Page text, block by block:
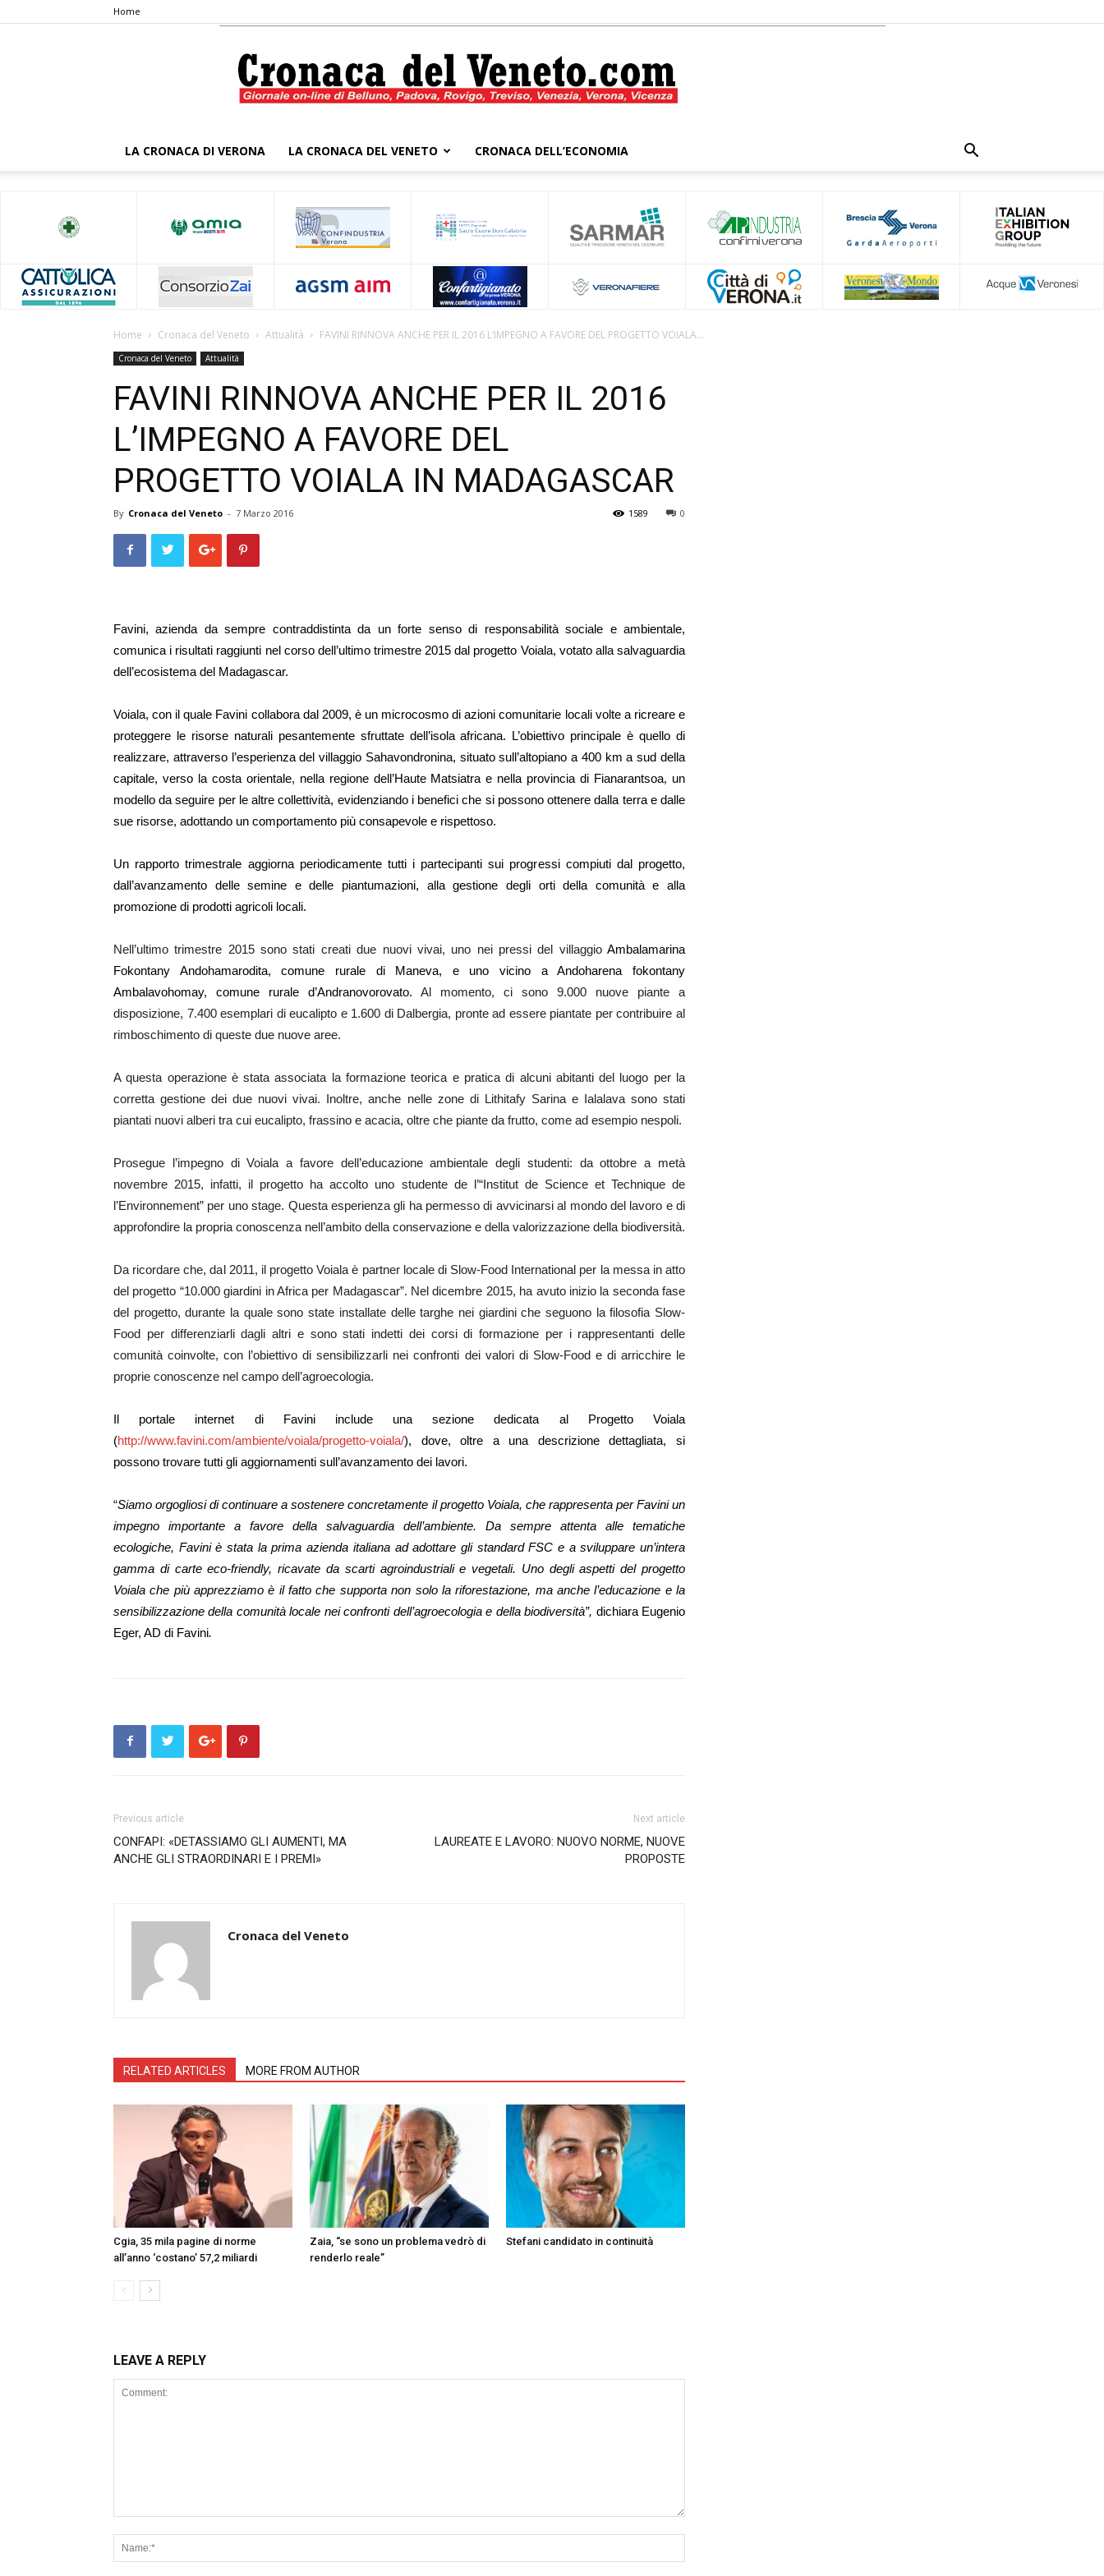
Home
LA CRONACA DI VERONA LA CRONACA DEL VENETO CRONACA DELL’ECONOMIA
Home Cronaca del Veneto Attualità FAVINI RINNOVA ANCHE PER IL 2016 L’IMPEGNO A FAVORE DEL PROGETTO VOIALA...
Cronaca del Veneto Attualità
FAVINI RINNOVA ANCHE PER IL 2016
L’IMPEGNO A FAVORE DEL
PROGETTO VOIALA IN MADAGASCAR
By Cronaca del Veneto - 7 Marzo 2016 0
1589
Favini, azienda da sempre contraddistinta da un forte senso di responsabilità sociale e ambientale,
comunica i risultati raggiunti nel corso dell’ultimo trimestre 2015 dal progetto Voiala, votato alla salvaguardia
dell’ecosistema del Madagascar.
Voiala, con il quale Favini collabora dal 2009, è un microcosmo di azioni comunitarie locali volte a ricreare e
proteggere le risorse naturali pesantemente sfruttate dell’isola africana. L’obiettivo principale è quello di
realizzare, attraverso l’esperienza del villaggio Sahavondronina, situato sull’altopiano a 400 km a sud della
capitale, verso la costa orientale, nella regione dell’Haute Matsiatra e nella provincia di Fianarantsoa, un
modello da seguire per le altre collettività, evidenziando i benefici che si possono ottenere dalla terra e dalle
sue risorse, adottando un comportamento più consapevole e rispettoso.
Un rapporto trimestrale aggiorna periodicamente tutti i partecipanti sui progressi compiuti dal progetto,
dall’avanzamento delle semine e delle piantumazioni, alla gestione degli orti della comunità e alla
promozione di prodotti agricoli locali.
Nell’ultimo trimestre 2015 sono stati creati due nuovi vivai, uno nei pressi del villaggio Ambalamarina
Fokontany Andohamarodita, comune rurale di Maneva, e uno vicino a Andoharena fokontany
Ambalavohomay, comune rurale d’Andranovorovato. Al momento, ci sono 9.000 nuove piante a
disposizione, 7.400 esemplari di eucalipto e 1.600 di Dalbergia, pronte ad essere piantate per contribuire al
rimboschimento di queste due nuove aree.
A questa operazione è stata associata la formazione teorica e pratica di alcuni abitanti del luogo per la
corretta gestione dei due nuovi vivai. Inoltre, anche nelle zone di Lithitafy Sarina e Ialalava sono stati
piantati nuovi alberi tra cui eucalipto, frassino e acacia, oltre che piante da frutto, come ad esempio nespoli.
Prosegue l’impegno di Voiala a favore dell’educazione ambientale degli studenti: da ottobre a metà
novembre 2015, infatti, il progetto ha accolto uno studente de l’“Institut de Science et Technique de
l’Environnement” per uno stage. Questa esperienza gli ha permesso di avvicinarsi al mondo del lavoro e di
approfondire la propria conoscenza nell’ambito della conservazione e della valorizzazione della biodiversità.
Da ricordare che, dal 2011, il progetto Voiala è partner locale di Slow-Food International per la messa in atto
del progetto “10.000 giardini in Africa per Madagascar”. Nel dicembre 2015, ha avuto inizio la seconda fase
del progetto, durante la quale sono state installate delle targhe nei giardini che seguono la filosofia Slow-
Food per differenziarli dagli altri e sono stati indetti dei corsi di formazione per i rappresentanti delle
comunità coinvolte, con l’obiettivo di sensibilizzarli nei confronti dei valori di Slow-Food e di arricchire le
proprie conoscenze nel campo dell’agroecologia.
Il portale internet di Favini include una sezione dedicata al Progetto Voiala
(http://www.favini.com/ambiente/voiala/progetto-voiala/), dove, oltre a una descrizione dettagliata, si
possono trovare tutti gli aggiornamenti sull’avanzamento dei lavori.
“Siamo orgogliosi di continuare a sostenere concretamente il progetto Voiala, che rappresenta per Favini un
impegno importante a favore della salvaguardia dell’ambiente. Da sempre attenta alle tematiche
ecologiche, Favini è stata la prima azienda italiana ad adottare gli standard FSC e a sviluppare un’intera
gamma di carte eco-friendly, ricavate da scarti agroindustriali e vegetali. Uno degli aspetti del progetto
Voiala che più apprezziamo è il fatto che supporta non solo la riforestazione, ma anche l’educazione e la
sensibilizzazione della comunità locale nei confronti dell’agroecologia e della biodiversità”, dichiara Eugenio
Eger, AD di Favini.
Previous article
CONFAPI: «DETASSIAMO GLI AUMENTI, MA
ANCHE GLI STRAORDINARI E I PREMI»
Next article
LAUREATE E LAVORO: NUOVO NORME, NUOVE
PROPOSTE
Cronaca del Veneto
RELATED ARTICLES MORE FROM AUTHOR
Cgia, 35 mila pagine di norme
all’anno ‘costano’ 57,2 miliardi
Zaia, “se sono un problema vedrò di
renderlo reale”
Stefani candidato in continuità
LEAVE A REPLY